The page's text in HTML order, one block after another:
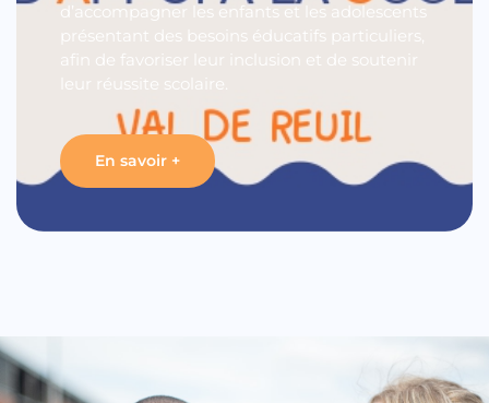
d’accompagner les enfants et les adolescents
présentant des besoins éducatifs particuliers,
afin de favoriser leur inclusion et de soutenir
leur réussite scolaire.
En savoir +